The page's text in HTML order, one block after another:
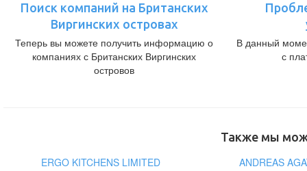
Поиск компаний на Британских
Виргинских островах
Теперь вы можете получить информацию о
компаниях с Британских Виргинских
островов
В данный
с
Также мы
ERGO KITCHENS LIMITED
ANDREAS